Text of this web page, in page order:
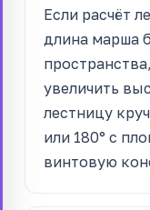
Если расчёт
длина марша
увеличить
лестницу
или 180° с
винтовую